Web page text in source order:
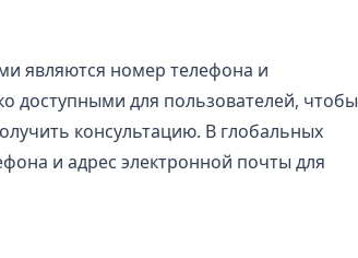
являются номер телефона и
доступными для пользователей, чтобы
консультацию. В глобальных
и адрес электронной почты для